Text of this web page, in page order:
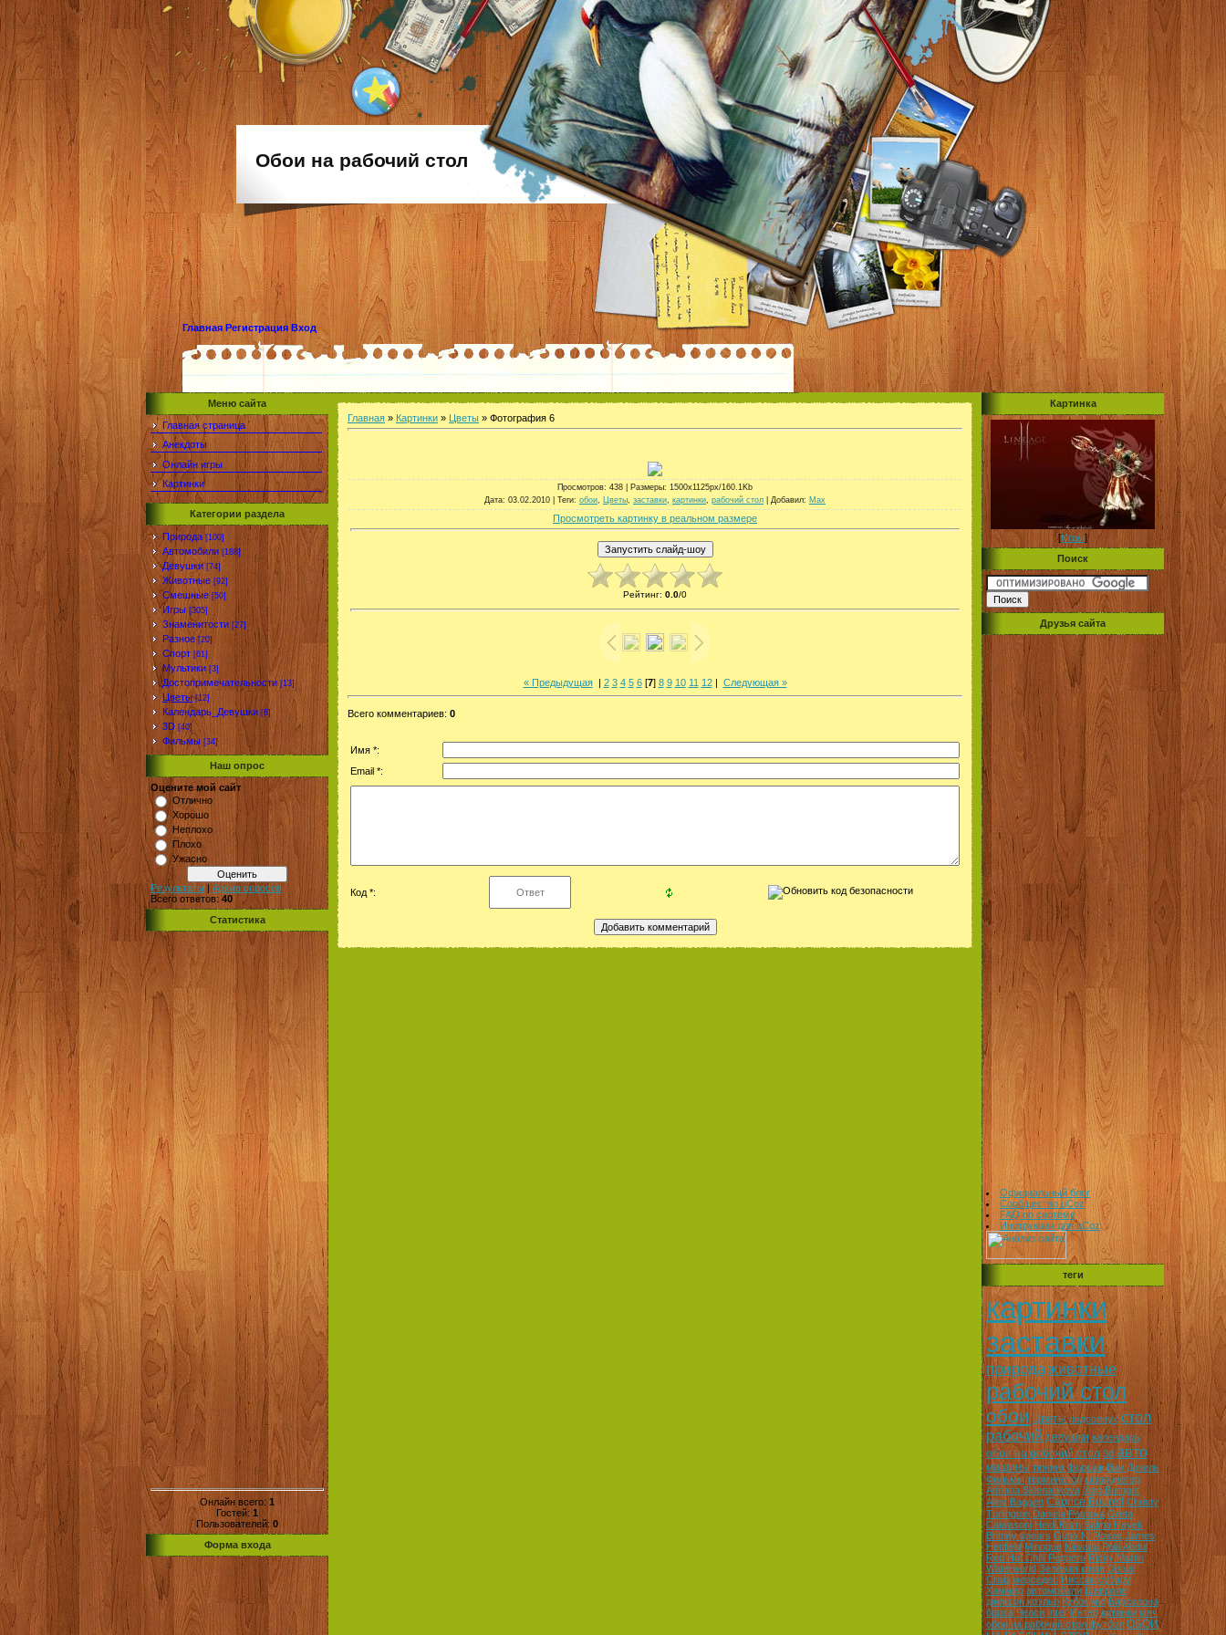
Обои на рабочий стол
Главная Регистрация Вход
Меню сайта
Главная страница
Анекдоты
Онлайн игры
Картинки
Категории раздела
Природа [100]
Автомобили [188]
Девушки [74]
Животные [92]
Смешные [50]
Игры [305]
Знаменитости [27]
Разное [20]
Спорт [61]
Мультики [3]
Достопримечательности [13]
Цветы [12]
Календарь_Девушки [8]
3D [40]
Фильмы [34]
Наш опрос
Оцените мой сайт
Отлично
Хорошо
Неплохо
Плохо
Ужасно
Результаты | Архив опросов
Всего ответов: 40
Статистика
Онлайн всего: 1
Гостей: 1
Пользователей: 0
Форма входа
Главная » Картинки » Цветы » Фотография 6
Просмотров: 438 | Размеры: 1500x1125px/160.1Kb
Дата: 03.02.2010 | Теги: обои Цветы заставки картинки рабочий стол Добавил: Max
Просмотреть картинку в реальном размере
Рейтинг: 0.0/0
« Предыдущая| 2 3 4 5 6[7] 8 9 10 11 12| Следующая »
Всего комментариев: 0
Имя *:
Email *:
Код *:
Картинка
[Игры]
Поиск
Друзья сайта
Официальный блог
Сообщество uCoz
FAQ по системе
Инструкции для uCoz
теги
картинки
заставки
природаживотные
рабочий стол
обои Цветы подсолнух стол
рабочий девушки календарь
обои на робочий стол 3d авто
машины тюнинг форсаж Вин Дизель
Фильмы терминатор шварцнегер
Adriana Sklenarikova Xojo Burngot
Alley Baggett Caprice Bourett Christy
Turlington Daniela Pestova Greta
Caiwasoni Heidi Klum Salma Hayek
Britney spears Guns N' Roses James
Hettfield Minoque Nirvana Pola Abdul
Red Hot Chilli Peppers Ricky Martin
Waterworld Зеленая миля Denial
Craig мерседес Ниссан субару
Хаммер автомобили Шевроле
джексон коэльо Кубок мю Барселона
барса Челси Inter Интер кртинки мяч
обои на рабочий стол футбол ОБОИ